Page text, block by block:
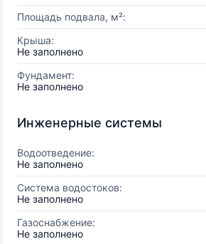
Площадь подвала, м²:
Крыша:
Не заполнено
Фундамент:
Не заполнено
Инженерные системы
Водоотведение:
Не заполнено
Система водостоков:
Не заполнено
Газоснабжение:
Не заполнено